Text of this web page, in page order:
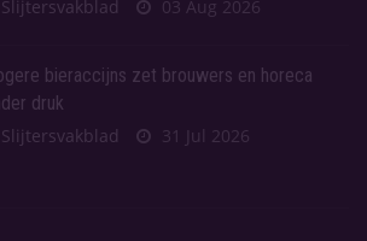
Slijtersvakblad
03 Aug 2026
bieraccijns zet brouwers en horeca
druk
Slijtersvakblad
31 Jul 2026